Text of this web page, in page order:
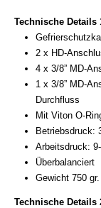
Technische Details
2 x HD-
4 x 3/8” MD-
1 x 3/8” MD-
Durchfluss
Mit Viton O-
Betriebsdruck:
Arbeitsdruck:
Überbalanciert
Gewicht 750 gr.
Technische Details